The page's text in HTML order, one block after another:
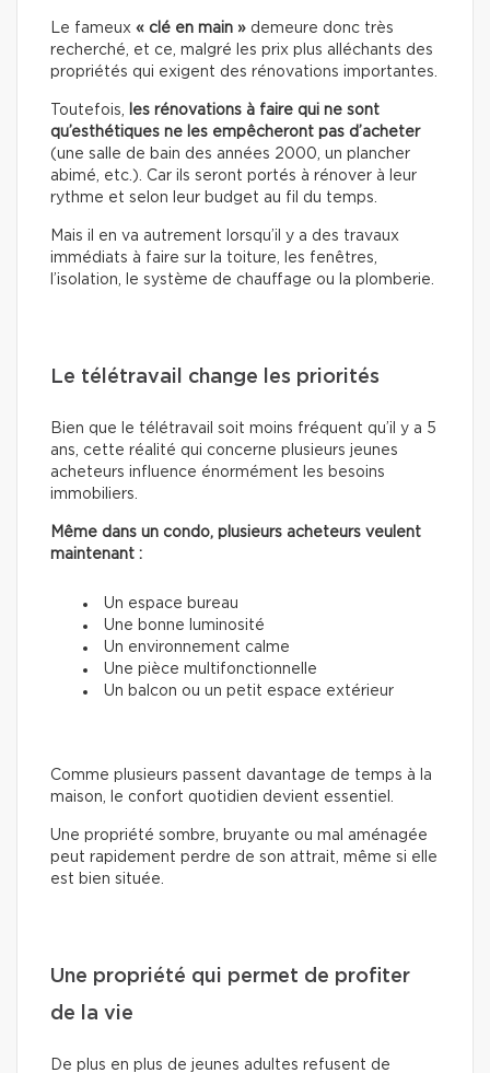
Le fameux « clé en main » demeure donc très
recherché, et ce, malgré les prix plus alléchants des
propriétés qui exigent des rénovations importantes.
Toutefois,
les rénovations à faire qui ne sont
qu’esthétiques ne les empêcheront pas d’acheter
(une salle de bain des années 2000, un plancher
abimé, etc.). Car ils seront portés à rénover à leur
rythme et selon leur budget au fil du temps.
Mais il en va autrement lorsqu’il y a des travaux
immédiats à faire sur la toiture, les fenêtres,
l’isolation, le système de chauffage ou la plomberie.
Le télétravail change les priorités
Bien que le télétravail soit moins fréquent qu’il y a 5
ans, cette réalité qui concerne plusieurs jeunes
acheteurs influence énormément les besoins
immobiliers.
Même dans un condo, plusieurs acheteurs veulent
maintenant :
Un espace bureau
Une bonne luminosité
Un environnement calme
Une pièce multifonctionnelle
Un balcon ou un petit espace extérieur
Comme plusieurs passent davantage de temps à la
maison, le confort quotidien devient essentiel.
Une propriété sombre, bruyante ou mal aménagée
peut rapidement perdre de son attrait, même si elle
est bien située.
Une propriété qui permet de profiter
de la vie
De plus en plus de jeunes adultes refusent de